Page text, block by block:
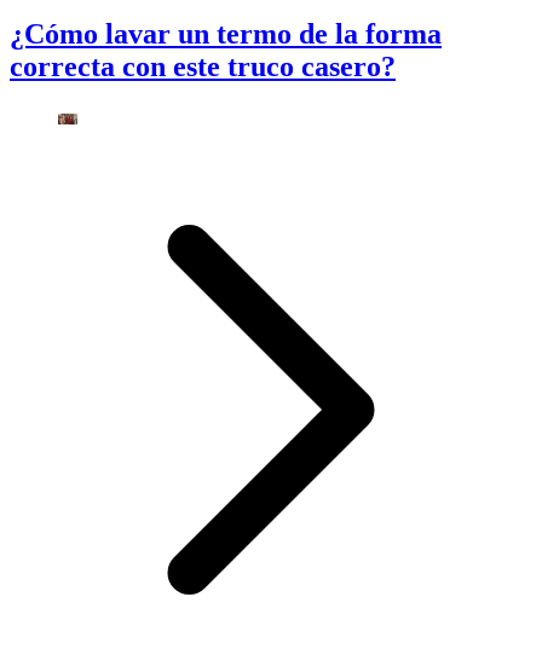
¿Cómo lavar un termo de la forma
correcta con este truco casero?